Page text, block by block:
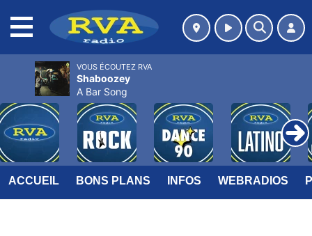
ACCUEIL BONS PLANS INFOS WEBRADIOS
VOUS ÉCOUTEZ RVA
Shaboozey
A Bar Song